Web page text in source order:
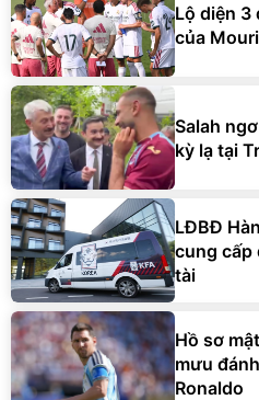
Lộ diện 3
của
Salah
kỳ lạ tại
LĐBĐ
cung cấp
tài
Hồ sơ
mưu
Ronaldo